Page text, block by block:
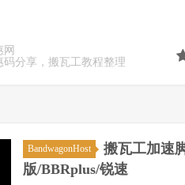
网
码分享，搬瓦工教程整理
BandwagonHost
搬瓦工加速
版/BBRplus/锐速